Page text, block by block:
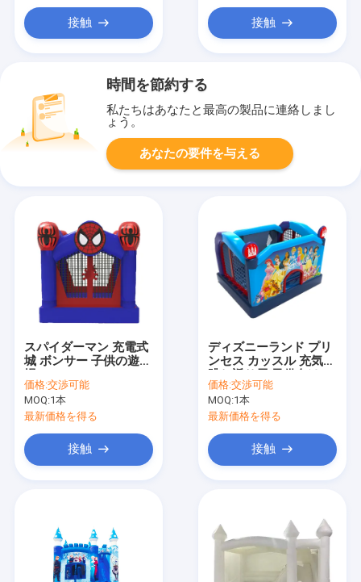
接触 接触
時間を節約する
私たちはあなたと最高の製品に連絡しまし
ょう。
あなたの要件を与える
スパイダーマン 充電式
城 ボンサー 子供の遊び
価格:交渉可能
MOQ:1本
最新価格を得る
接触
ディズニーランド プリ
ンセス カッスル 充気式
価格:交渉可能
MOQ:1本
最新価格を得る
接触